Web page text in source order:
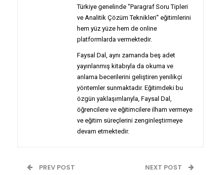
Türkiye genelinde "Paragraf Soru Tipleri
ve Analitik Çözüm Teknikleri" eğitimlerini
hem yüz yüze hem de online
platformlarda vermektedir.
Faysal Dal, aynı zamanda beş adet
yayınlanmış kitabıyla da okuma ve
anlama becerilerini geliştiren yenilikçi
yöntemler sunmaktadır. Eğitimdeki bu
özgün yaklaşımlarıyla, Faysal Dal,
öğrencilere ve eğitimcilere ilham vermeye
ve eğitim süreçlerini zenginleştirmeye
devam etmektedir.
PREV POST NEXT POST